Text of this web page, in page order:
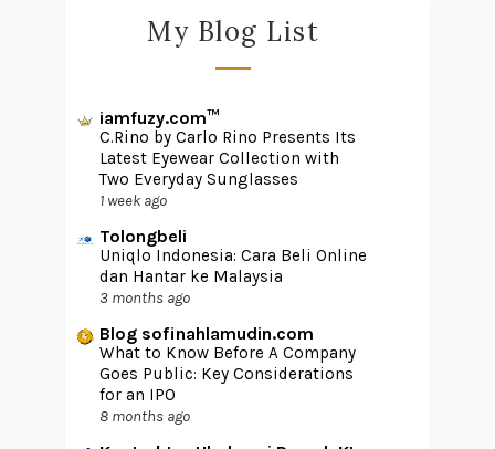
My Blog List
iamfuzy.com™
C.Rino by Carlo Rino Presents Its
Latest Eyewear Collection with
Two Everyday Sunglasses
1 week ago
Tolongbeli
Uniqlo Indonesia: Cara Beli Online
dan Hantar ke Malaysia
3 months ago
Blog sofinahlamudin.com
What to Know Before A Company
Goes Public: Key Considerations
for an IPO
8 months ago